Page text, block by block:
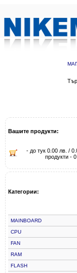
Вашите продукти:
- до тук 0.00 лв. /
продукти - 0
Категории:
MAINBOARD
CPU
FAN
RAM
FLASH